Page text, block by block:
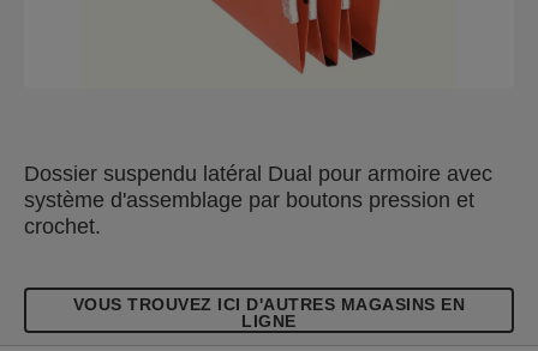
Dossier suspendu latéral Dual pour armoire avec
système d'assemblage par boutons pression et
crochet.
VOUS TROUVEZ ICI D'AUTRES MAGASINS EN
LIGNE